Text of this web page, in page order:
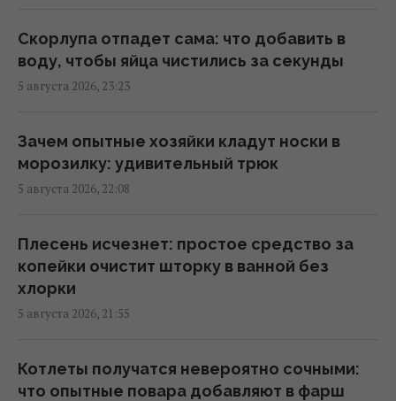
06:00 четверг, 06 августа 2026
В 1970 году попытка защитить природу в
катастрофой
05:54 четверг, 06 августа 2026
рассказали, что лучше для контроля
уровня сахара в крови
04:55 четверг, 06 августа 2026
дважды: ответ экспертов
03:53 четверг, 06 августа 2026
Скорлупа отпадет сама: что добавить в
воду, чтобы яйца чистились за секунды
5 августа 2026, 23:23
Зачем опытные хозяйки кладут носки в
морозилку: удивительный трюк
5 августа 2026, 22:08
Плесень исчезнет: простое средство за
копейки очистит шторку в ванной без
хлорки
5 августа 2026, 21:55
Котлеты получатся невероятно сочными:
что опытные повара добавляют в фарш